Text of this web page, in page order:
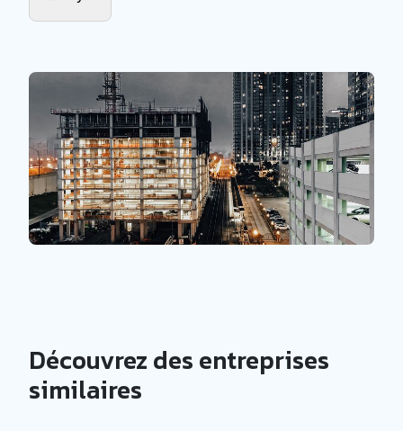
Découvrez des entreprises
similaires